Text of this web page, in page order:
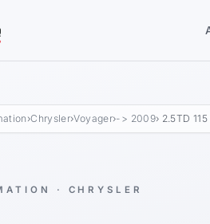
›Chrysler›Voyager›-> 2009› 2.5TD
· CHRYSLER